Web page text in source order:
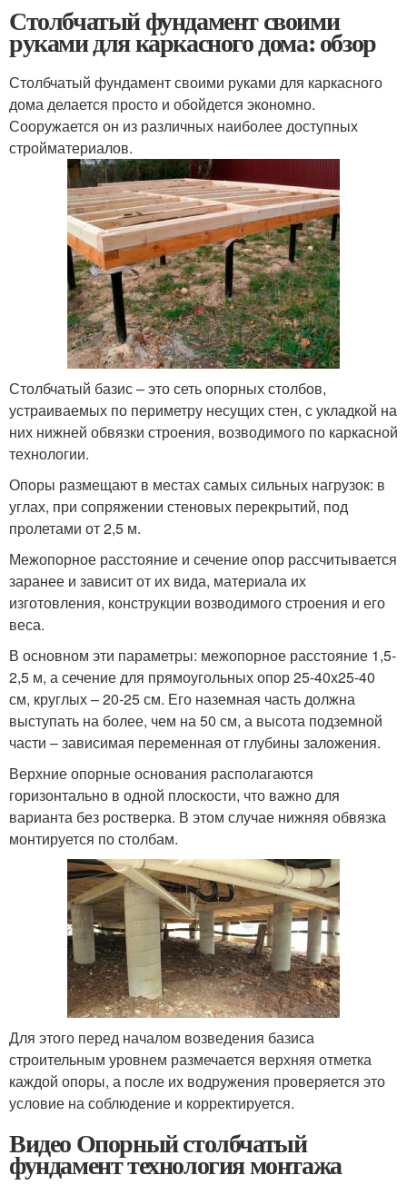
Столбчатый фундамент своими
руками для каркасного дома: обзор
Столбчатый фундамент своими руками для каркасного
дома делается просто и обойдется экономно.
Сооружается он из различных наиболее доступных
стройматериалов.
Столбчатый базис – это сеть опорных столбов,
устраиваемых по периметру несущих стен, с укладкой на
них нижней обвязки строения, возводимого по каркасной
технологии.
Опоры размещают в местах самых сильных нагрузок: в
углах, при сопряжении стеновых перекрытий, под
пролетами от 2,5 м.
Межопорное расстояние и сечение опор рассчитывается
заранее и зависит от их вида, материала их
изготовления, конструкции возводимого строения и его
веса.
В основном эти параметры: межопорное расстояние 1,5-
2,5 м, а сечение для прямоугольных опор 25-40х25-40
см, круглых – 20-25 см. Его наземная часть должна
выступать на более, чем на 50 см, а высота подземной
части – зависимая переменная от глубины заложения.
Верхние опорные основания располагаются
горизонтально в одной плоскости, что важно для
варианта без ростверка. В этом случае нижняя обвязка
монтируется по столбам.
Для этого перед началом возведения базиса
строительным уровнем размечается верхняя отметка
каждой опоры, а после их водружения проверяется это
условие на соблюдение и корректируется.
Видео Опорный столбчатый
фундамент технология монтажа